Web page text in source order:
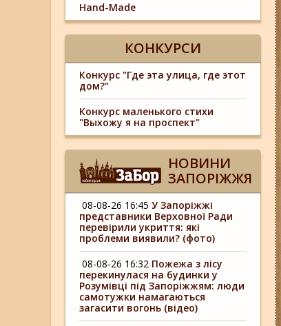
Hand-Made
КОНКУРСИ
Конкурс "Где эта улица, где этот
дом?"
Конкурс маленького стихи
"Выхожу я на проспект"
НОВИНИ
ЗАПОРІЖЖЯ
08-08-26 16:45 У Запоріжжі
представники Верховної Ради
перевірили укриття: які
проблеми виявили? (фото)
08-08-26 16:32 Пожежа з лісу
перекинулася на будинки у
Розумівці під Запоріжжям: люди
самотужки намагаються
загасити вогонь (відео)